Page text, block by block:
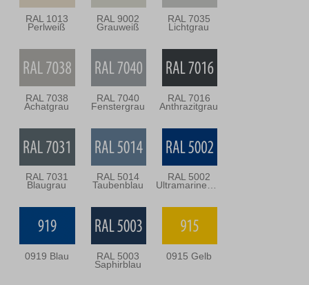
RAL 1013
Perlweiß
RAL 9002
Grauweiß
RAL 7035
Lichtgrau
RAL 7038
Achatgrau
RAL 7040
Fenstergrau
RAL 7016
Anthrazitgrau
RAL 7031
Blaugrau
RAL 5014
Taubenblau
RAL 5002
Ultramarineblau
0919 Blau RAL 5003
Saphirblau
0915 Gelb